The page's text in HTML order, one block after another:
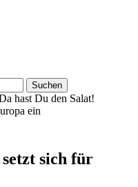
hast Du den Salat!
ein
sich für